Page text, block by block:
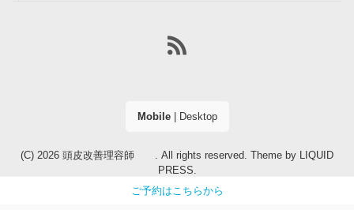
ご予約はこちらから
Mobile| Desktop
(C) 2026 頭皮改善理容師 . All rights reserved. Theme by LIQUID
PRESS